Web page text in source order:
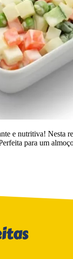
e nutritiva! Nesta
para um